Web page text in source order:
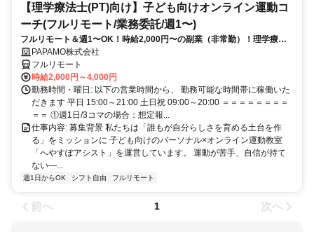
【理学療法士(PT)向け】子ども向けオンライン運動コ
ーチ(フルリモート/業務委託/週1〜)
フルリモート＆週1〜OK！時給2,000円〜の副業（非常勤）！理学療法
士として培ってきた経験を活かしながら、スキマ時間で子どもを支援で
きるお仕事です◎
PAPAMO株式会社
フルリモート
時給2,000円～4,000円
勤務時間・曜日: 以下の営業時間から、 勤務可能な時間帯に稼働いた
だきます 平日 15:00～21:00 土日祝 09:00～20:00 ＝＝＝＝＝＝＝＝
＝＝ ①週1日/3コマの場合：想定報...
仕事内容: 募集背景 私たちは「誰もが自分らしさを育める土台を作
る」をミッションに 子ども向けのパーソナル×オンライン運動教室
「へやすぽアシスト」を運営しています。 運動が苦手、自信が持て
ない—...
週1日からOK シフト自由 フルリモート
前へ 1 次へ